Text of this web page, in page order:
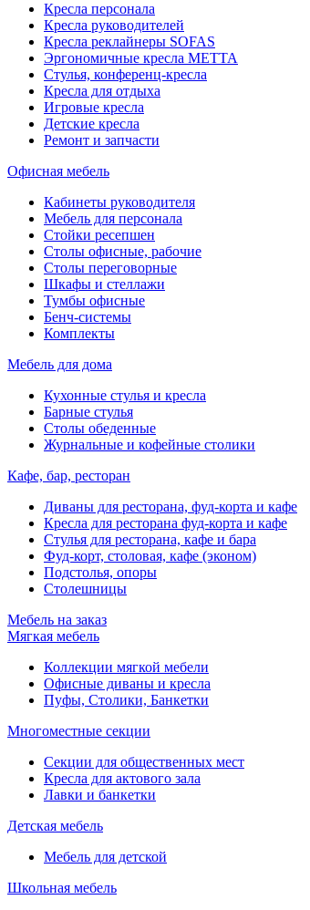
Кресла персонала
Кресла руководителей
Кресла реклайнеры SOFAS
Эргономичные кресла МЕТТА
Стулья, конференц-кресла
Кресла для отдыха
Игровые кресла
Детские кресла
Ремонт и запчасти
Офисная мебель
Кабинеты руководителя
Мебель для персонала
Стойки ресепшен
Столы офисные, рабочие
Столы переговорные
Шкафы и стеллажи
Тумбы офисные
Бенч-системы
Комплекты
Мебель для дома
Кухонные стулья и кресла
Барные стулья
Столы обеденные
Журнальные и кофейные столики
Кафе, бар, ресторан
Диваны для ресторана, фуд-корта и кафе
Кресла для ресторана фуд-корта и кафе
Стулья для ресторана, кафе и бара
Фуд-корт, столовая, кафе (эконом)
Подстолья, опоры
Столешницы
Мебель на заказ
Мягкая мебель
Коллекции мягкой мебели
Офисные диваны и кресла
Пуфы, Столики, Банкетки
Многоместные секции
Секции для общественных мест
Кресла для актового зала
Лавки и банкетки
Детская мебель
Мебель для детской
Школьная мебель